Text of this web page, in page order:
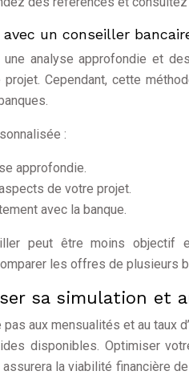
un conseiller
analyse approfondie et
Cependant, cette
:
approfondie.
de votre projet.
avec la banque.
peut être moins
les offres de plusieurs
sa simulation et
aux mensualités et au taux
disponibles. Optimiser
la viabilité financière